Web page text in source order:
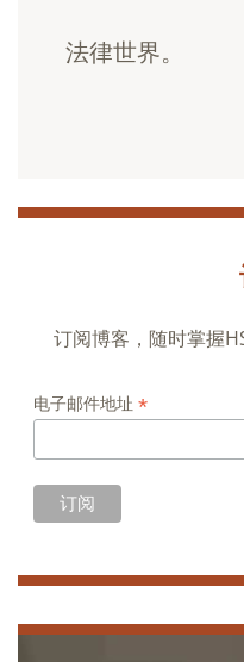
法律世界。
订阅博客，随时掌握
电子邮件地址 *